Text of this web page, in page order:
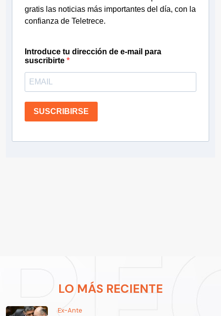
gratis las noticias más importantes del día, con la
confianza de Teletrece.
Introduce tu dirección de e-mail para
suscribirte
SUSCRIBIRSE
LO MÁS RECIENTE
Ex-Ante